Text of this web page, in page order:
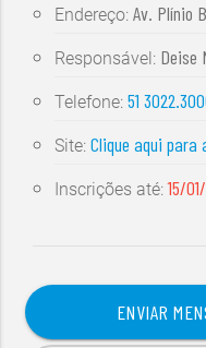
Endereço:Av. Plínio
Responsável: Deise
Telefone:51
Site:Clique aqui para
Inscrições até:15/
ENVIAR